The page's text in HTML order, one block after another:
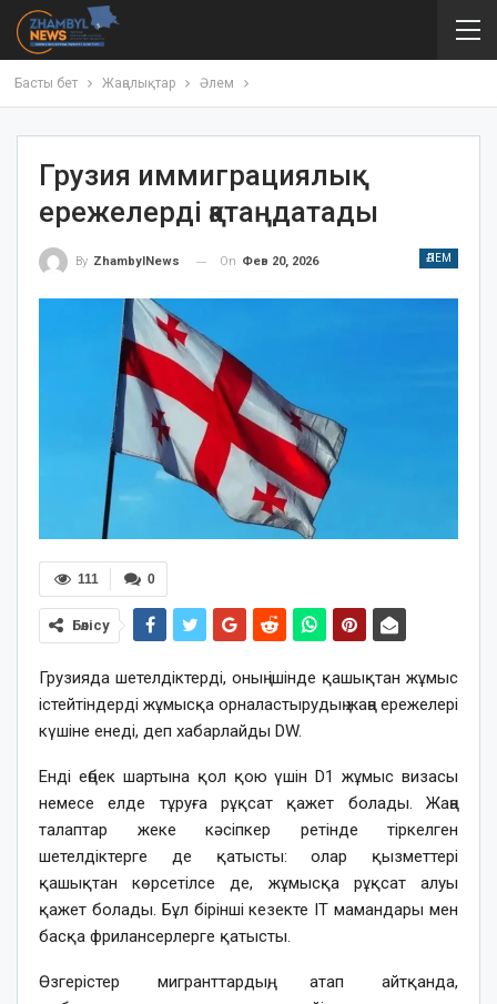
Басты бет Жаңалықтар Әлем
Грузия иммиграциялық
ережелерді қатаңдатады
ӘЛЕМ
By ZhambylNews On Фев 20, 2026
0
111
Бөлісу
Грузияда шетелдіктерді, оның ішінде қашықтан жұмыс
істейтіндерді жұмысқа орналастырудың жаңа ережелері
күшіне енеді, деп хабарлайды DW.
Енді еңбек шартына қол қою үшін D1 жұмыс визасы
немесе елде тұруға рұқсат қажет болады. Жаңа
талаптар жеке кәсіпкер ретінде тіркелген
шетелдіктерге де қатысты: олар қызметтері
қашықтан көрсетілсе де, жұмысқа рұқсат алуы
қажет болады. Бұл бірінші кезекте IT мамандары мен
басқа фрилансерлерге қатысты.
Өзгерістер мигранттардың, атап айтқанда,